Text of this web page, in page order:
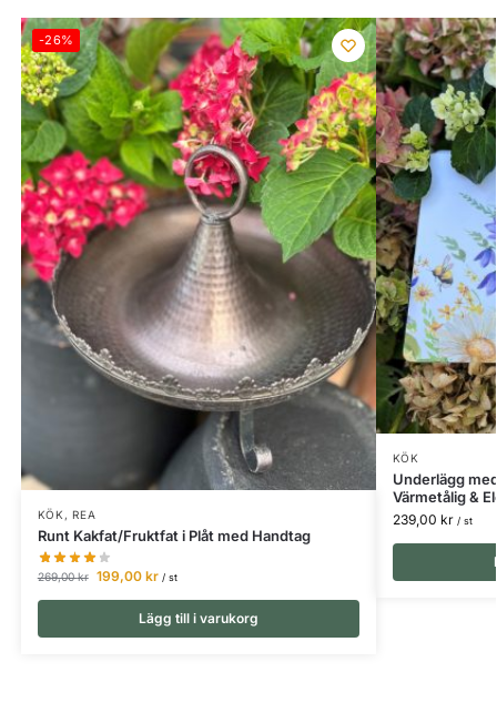
-26%
KÖK , REA
Runt Kakfat/Fruktfat i Plåt med Handtag
269,00kr 199,00 kr / st
Lägg till i varukorg
KÖK
Underlägg
Värmetålig &
239,00 kr / st